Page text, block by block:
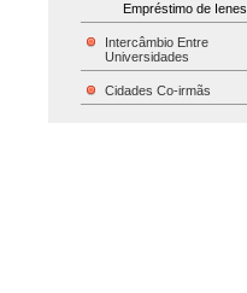
Empréstimo de Ienes
Intercâmbio Entre
Universidades
Cidades Co-irmãs